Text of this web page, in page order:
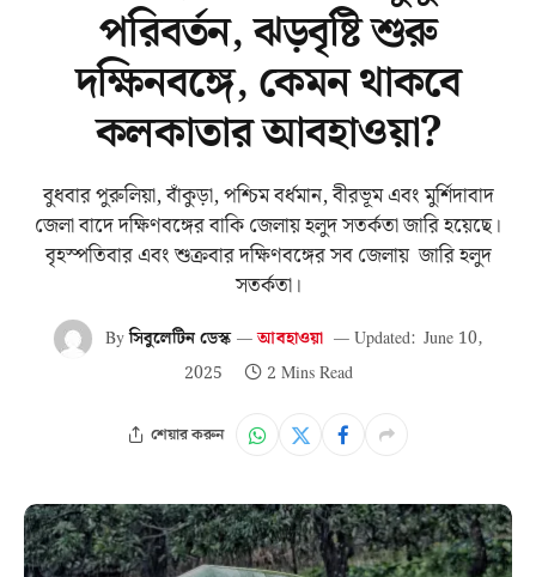
পরিবর্তন, ঝড়বৃষ্টি শুরু
দক্ষিনবঙ্গে, কেমন থাকবে
কলকাতার আবহাওয়া?
বুধবার পুরুলিয়া, বাঁকুড়া, পশ্চিম বর্ধমান, বীরভূম এবং মুর্শিদাবাদ
জেলা বাদে দক্ষিণবঙ্গের বাকি জেলায় হলুদ সতর্কতা জারি হয়েছে।
বৃহস্পতিবার এবং শুক্রবার দক্ষিণবঙ্গের সব জেলায় জারি হলুদ
সতর্কতা।
Byসিবুলেটিন ডেস্ক আবহাওয়া Updated: June 10,
2025
2 Mins Read
শেয়ার করুন